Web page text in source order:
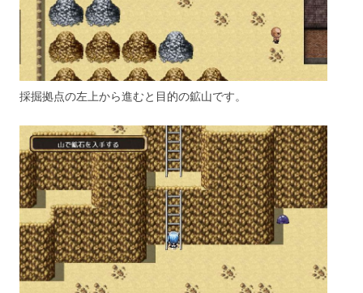
採掘拠点の左上から進むと目的の鉱山です。